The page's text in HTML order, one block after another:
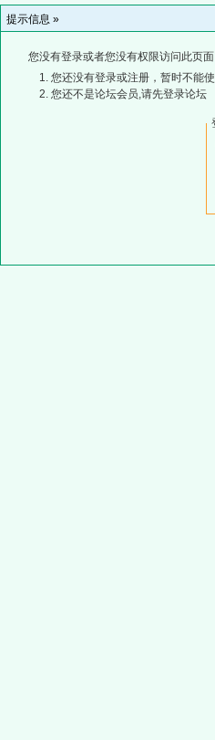
提示信息 »
您没有登录或者您没有权限访问此页
您还没有登录或注册，暂时不能
您还不是论坛会员,请先登录论坛